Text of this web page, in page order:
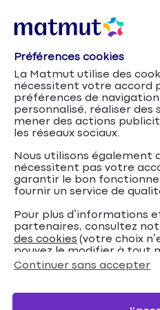
Accueil Assurance Auto
contrôle technique des
Tout savoir
Préférences cookies
La Matmut utilise des
nécessitent votre accord
préférences de
personnalisé, réaliser des
mener des actions
les réseaux sociaux.
Nous utilisons également
nécessitent pas votre
garantir le bon
fournir un service de
Pour plus d’informations
partenaires, consultez
des cookies (votre choix
pouvez le modifier à tout
de page de notre site).
Continuer sans accepter